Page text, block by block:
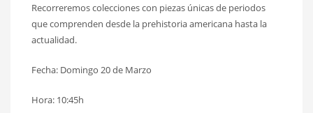
Recorreremos colecciones con piezas únicas de periodos
que comprenden desde la prehistoria americana hasta la
actualidad.
Fecha: Domingo 20 de Marzo
Hora: 10:45h